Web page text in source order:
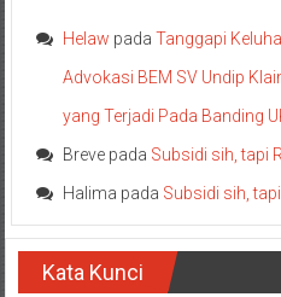
Helaw pada Tanggapi
Advokasi BEM SV Undip
yang Terjadi Pada Banding
Brevepada Subsidi sih, tapi
Halima pada Subsidi sih,
Kata Kunci